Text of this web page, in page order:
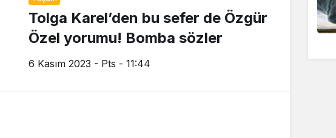
Tolga Karel’den bu sefer de Özgür
Özel yorumu! Bomba sözler
6 Kasım 2023 - Pts - 11:44